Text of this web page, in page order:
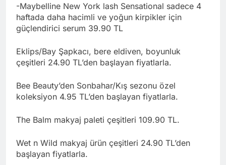
-Maybelline New York lash Sensational sadece 4
haftada daha hacimli ve yoğun kirpikler için
güçlendirici serum 39.90 TL
Eklips/Bay Şapkacı, bere eldiven, boyunluk
çeşitleri 24.90 TL’den başlayan fiyatlarla.
Bee Beauty’den Sonbahar/Kış sezonu özel
koleksiyon 4.95 TL’den başlayan fiyatlarla.
The Balm makyaj paleti çeşitleri 109.90 TL.
Wet n Wild makyaj ürün çeşitleri 24.90 TL’den
başlayan fiyatlarla.